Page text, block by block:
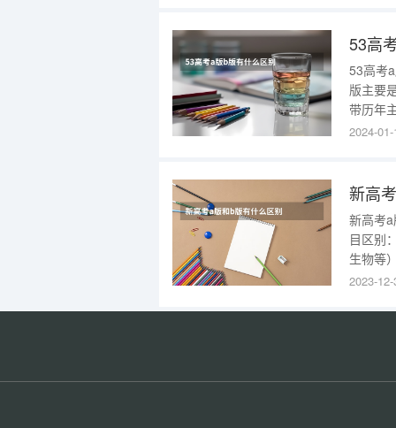
53高
53高考
版主要
带历年
习题，
2024-
新高
新高考
目区别
生物等
据自己
别：A
2023-